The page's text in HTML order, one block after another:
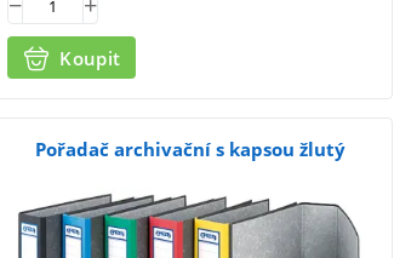
Koupit
Pořadač archivační s kapsou žlutý